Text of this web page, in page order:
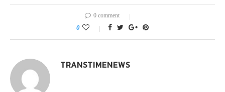
0 comment
0
TRANSTIMENEWS